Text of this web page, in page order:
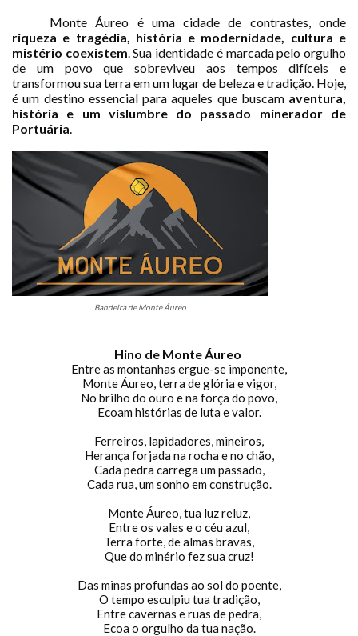
Monte Áureo é uma cidade de contrastes, onde
riqueza e tragédia, história e modernidade, cultura e
mistério coexistem. Sua identidade é marcada pelo orgulho
de um povo que sobreviveu aos tempos difíceis e
transformou sua terra em um lugar de beleza e tradição. Hoje,
é um destino essencial para aqueles que buscam aventura,
história e um vislumbre do passado minerador de
Portuária.
Bandeira de Monte Áureo
Hino de Monte Áureo
Entre as montanhas ergue-se imponente,
Monte Áureo, terra de glória e vigor,
No brilho do ouro e na força do povo,
Ecoam histórias de luta e valor.
Ferreiros, lapidadores, mineiros,
Herança forjada na rocha e no chão,
Cada pedra carrega um passado,
Cada rua, um sonho em construção.
Monte Áureo, tua luz reluz,
Entre os vales e o céu azul,
Terra forte, de almas bravas,
Que do minério fez sua cruz!
Das minas profundas ao sol do poente,
O tempo esculpiu tua tradição,
Entre cavernas e ruas de pedra,
Ecoa o orgulho da tua nação.